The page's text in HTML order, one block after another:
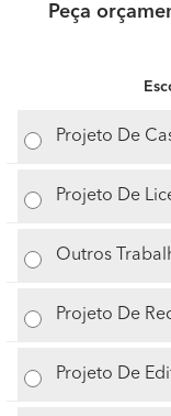
Peça
Projeto De
Projeto De
Outros
Projeto De
Projeto De